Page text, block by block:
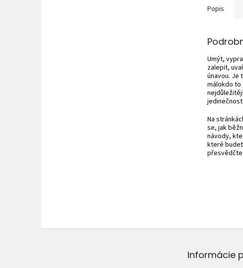
Popis
Umýt,
zalepit,
únavou. Je
málokdo to
Na
se, jak
návody,
které
Informácie